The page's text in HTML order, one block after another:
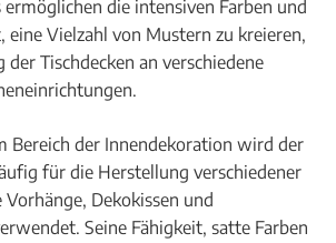
die intensiven Farben und
eine Vielzahl von Mustern zu kreieren,
der Tischdecken an verschiedene
Bereich der Innendekoration wird der
für die Herstellung verschiedener
Dekokissen und
Seine Fähigkeit, satte Farben